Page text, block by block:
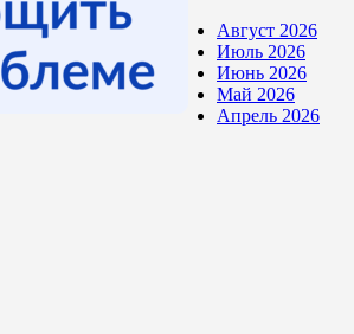
Август 2026
Июль 2026
Июнь 2026
Май 2026
Апрель 2026